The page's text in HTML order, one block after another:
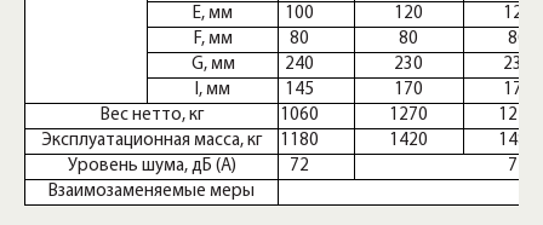
E, мм
F, мм
G, мм
I, мм
Вес нетто, кг
Эксплуатационная масса, кг
Уровень шума, дБ (A)
Взаимозаменяемые меры
100
120
120
80
80
80
240
230
230
145
170
170
1060
1270
1270
1180
1420
1485
72
74